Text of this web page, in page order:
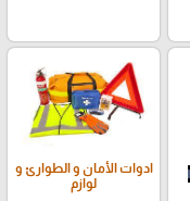
ادوات الأمان و الطوارئ و
لوازم